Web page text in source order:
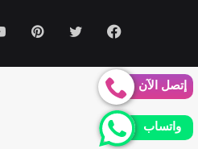
فيسبوك تويتر
إتصل الآن
واتساب